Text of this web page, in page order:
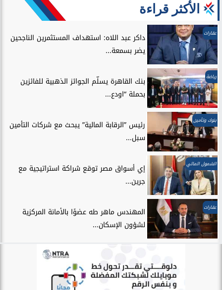
الأكثر قراءة
عقارات
داكر عبد اللاه: استهداف المستثمرين الناجحين
يضر بسمعة...
رياضة
بنك القاهرة يسلّم الجوائز الذهبية للفائزين
بحملة “اودع...
بنوك وتأمين
رئيس ”الرقابة المالية” يبحث مع شركات التأمين
سبل...
الشمول المالي
إي أسواق مصر توقع شراكة استراتيجية مع
جرين...
عقارات
المهندس ماهر طه عضوًا بالأمانة المركزية
لشؤون الإسكان...